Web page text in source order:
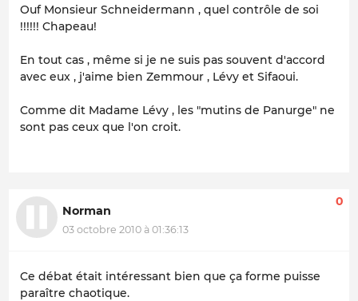
Ouf Monsieur Schneidermann , quel contrôle de soi
!!!!!! Chapeau!
En tout cas , même si je ne suis pas souvent d'accord
avec eux , j'aime bien Zemmour , Lévy et Sifaoui.
Comme dit Madame Lévy , les "mutins de Panurge" ne
sont pas ceux que l'on croit.
Norman
03 octobre 2010 à 01:36:13
0
Ce débat était intéressant bien que ça forme puisse
paraître chaotique.